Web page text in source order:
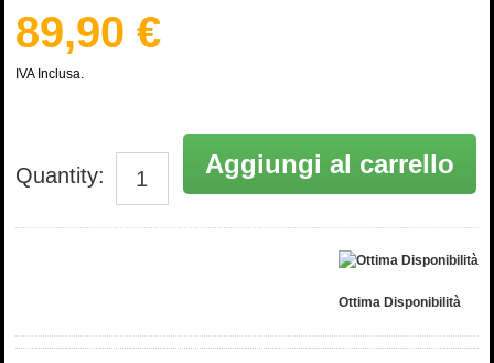
89,90 €
IVA Inclusa.
Quantity: Aggiungi al carrello
Ottima Disponibilità